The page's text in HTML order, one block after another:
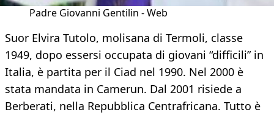
Padre Giovanni Gentilin - Web
Suor Elvira Tutolo, molisana di Termoli, classe
1949, dopo essersi occupata di giovani “difficili” in
Italia, è partita per il Ciad nel 1990. Nel 2000 è
stata mandata in Camerun. Dal 2001 risiede a
Berberati, nella Repubblica Centrafricana. Tutto è